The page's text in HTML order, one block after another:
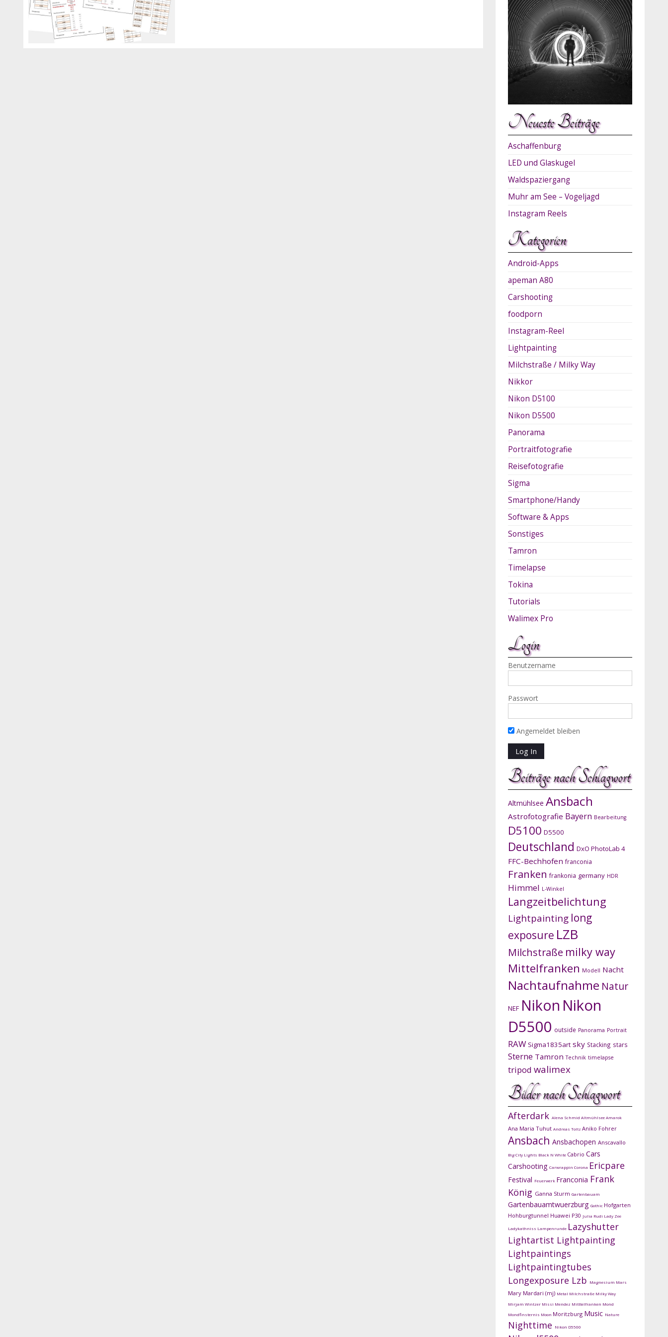
Neueste Beiträge
Aschaffenburg
LED und Glaskugel
Waldspaziergang
Muhr am See – Vogeljagd
Instagram Reels
Kategorien
Android-Apps
apeman A80
Carshooting
foodporn
Instagram-Reel
Lightpainting
Milchstraße / Milky Way
Nikkor
Nikon D5100
Nikon D5500
Panorama
Portraitfotografie
Reisefotografie
Sigma
Smartphone/Handy
Software & Apps
Sonstiges
Tamron
Timelapse
Tokina
Tutorials
Walimex Pro
Login
Benutzername
Passwort
Angemeldet bleiben
Beiträge nach Schlagwort
Altmühlsee Ansbach
Astrofotografie Bayern Bearbeitung
D5100 D5500
Deutschland DxO PhotoLab 4
FFC-Bechhofen franconia
Franken frankonia germany HDR
Himmel L-Winkel
Langzeitbelichtung
Lightpainting long
exposure LZB
Milchstraße milky way
Mittelfranken Modell Nacht
Nachtaufnahme Natur
NEF Nikon Nikon
D5500 outside Panorama Portrait
RAW Sigma1835art sky Stacking stars
Sterne Tamron Technik timelapse
tripod walimex
Bilder nach Schlagwort
Afterdark Alena Schmid AltmühlseeAmarok
Ana Maria Tuhut Andreas Toltz Aniko Fohrer
Ansbach Ansbachopen Anscavallo
Big City Lights Black N White Cabrio Cars
Carshooting Carwrappin Corona Ericpare
Festival Feuerwerk Franconia Frank
König Ganna Sturm Gartenbauam
Gartenbauamtwuerzburg Gothic Hofgarten
Hohburgtunnel Huawei P30 Julia Rudi Lady Zee
Ladykathniss Lampenrunde Lazyshutter
Lightartist Lightpainting
Lightpaintings
Lightpaintingtubes
Longexposure Lzb Magnesium Mars
Mary Mardari (mj) Metal Milchstraße Milky Way
Mirjam Wintzer Missi Mendez Mitttelfranken Mond
Mondfinsternis Moon Moritzburg Music Nature
Nighttime Nikon D5500